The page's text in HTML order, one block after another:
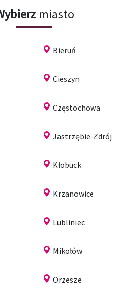
miasto
Bieruń
Cieszyn
Częstochowa
Jastrzębie-Zdrój
Kłobuck
Krzanowice
Lubliniec
Mikołów
Orzesze